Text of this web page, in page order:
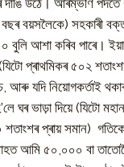
দাঙি উঠে। আৰম্ভণি
বয়সলৈকে) সহকাৰী
বুলি আশা কৰিব পাৰে।
প্ৰাথমিকৰ ৫০২
আৰু যদি নিয়োগকৰ্তাই
ঘৰ ভাড়া দিয়ে (যিটো
শতাংশৰ প্ৰায় সমান)
আমি ৫০,০০০ বা